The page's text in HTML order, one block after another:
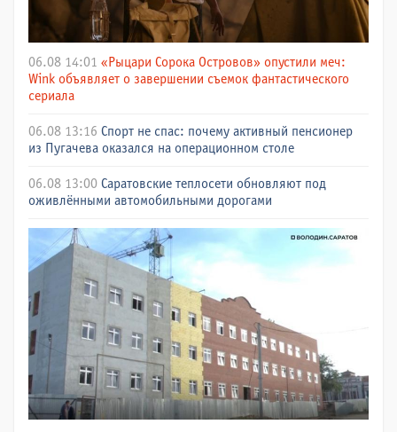
06.08 14:01 «Рыцари Сорока Островов» опустили меч:
Wink объявляет о завершении съемок фантастического
сериала
06.08 13:16 Спорт не спас: почему активный пенсионер
из Пугачева оказался на операционном столе
06.08 13:00 Саратовские теплосети обновляют под
оживлёнными автомобильными дорогами